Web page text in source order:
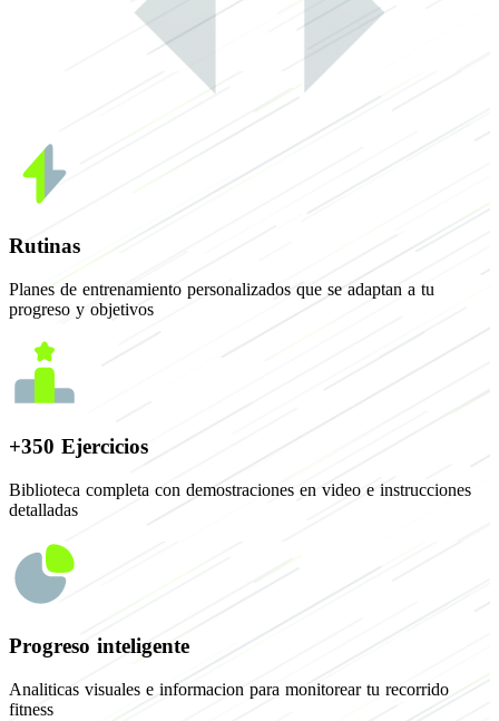
Rutinas
Planes de entrenamiento personalizados que se adaptan a tu
progreso y objetivos
+350 Ejercicios
Biblioteca completa con demostraciones en video e instrucciones
detalladas
Progreso inteligente
Analiticas visuales e informacion para monitorear tu recorrido
fitness